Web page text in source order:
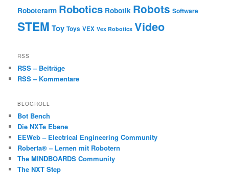
Roboterarm Robotics Robotik Robots Software
STEM Toy Toys VEX Vex Robotics Video
RSS
RSS – Beiträge
RSS – Kommentare
BLOGROLL
Bot Bench
Die NXTe Ebene
EEWeb – Electrical Engineering Community
Roberta® – Lernen mit Robotern
The MINDBOARDS Community
The NXT Step